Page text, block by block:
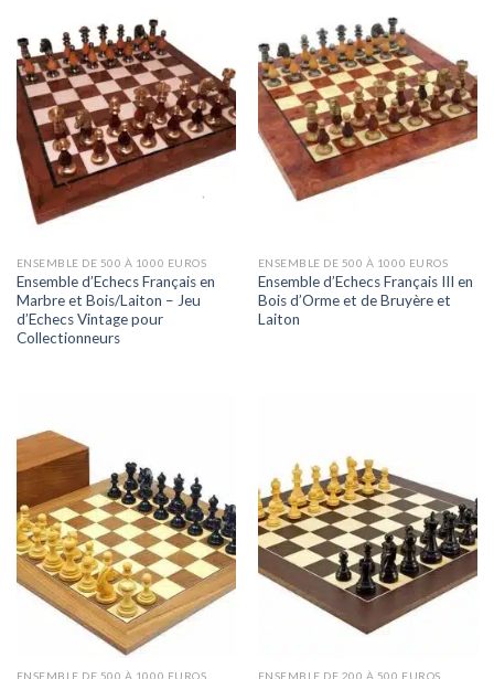
ENSEMBLE DE 500 À 1000 EUROS
Ensemble d’Echecs Français en
Marbre et Bois/Laiton – Jeu
d’Echecs Vintage pour
Collectionneurs
ENSEMBLE DE 500 À 1000 EUROS
Ensemble d’Echecs Français III en
Bois d’Orme et de Bruyère et
Laiton
ENSEMBLE DE 500 À 1000 EUROS ENSEMBLE DE 200 À 500 EUROS